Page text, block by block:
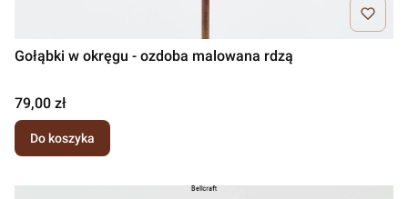
Gołąbki w okręgu - ozdoba malowana rdzą
Cena
79,00 zł
Do koszyka